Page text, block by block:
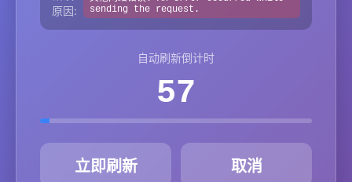
原因:
sending the request.
自动刷新倒计时
57
立即刷新 取消